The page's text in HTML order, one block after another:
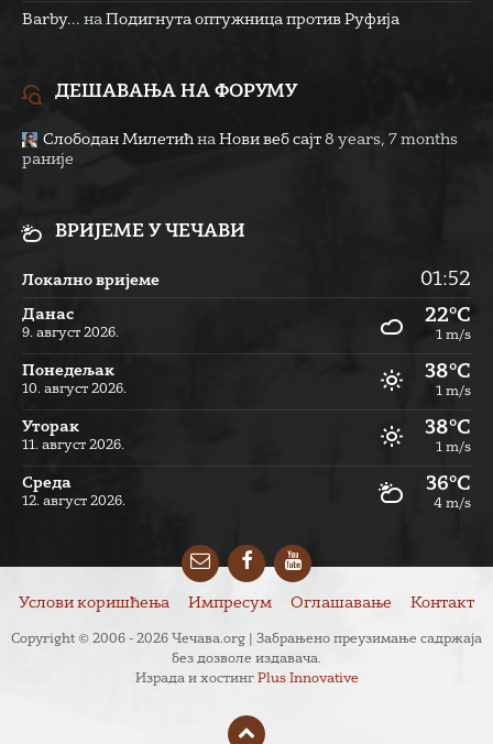
Barby... на Подигнута оптужница против Руфија
ДЕШАВАЊА НА ФОРУМУ
Слободан Милетић на Нови веб сајт 8 years, 7 months
раније
ВРИЈЕМЕ У ЧЕЧАВИ
Локално вријеме 01:52
Данас
9. август 2026.
22°C
1 m/s
Понедељак
10. август 2026.
38°C
1 m/s
Уторак
11. август 2026.
38°C
1 m/s
Cреда
12. август 2026.
36°C
4 m/s
EmailFacebookYouTube
Услови коришћења Импресум Оглашавање Контакт
Copyright © 2006 - 2026 Чечава.org | Забрањено преузимање садржаја
без дозволе издавача.
Израда и хостинг Plus Innovative